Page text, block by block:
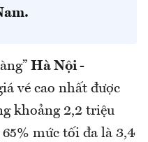
Hà Nội -
vé cao nhất được
khoảng 2,2 triệu
mức tối đa là 3,4